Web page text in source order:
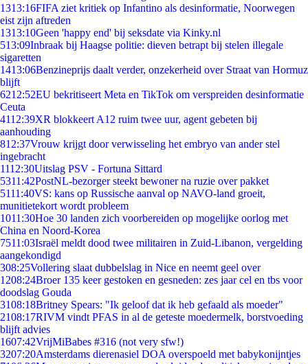
1313:16FIFA ziet kritiek op Infantino als desinformatie, Noorwegen
eist zijn aftreden
1313:10Geen 'happy end' bij seksdate via Kinky.nl
513:09Inbraak bij Haagse politie: dieven betrapt bij stelen illegale
sigaretten
1413:06Benzineprijs daalt verder, onzekerheid over Straat van Hormuz
blijft
6212:52EU bekritiseert Meta en TikTok om verspreiden desinformatie
Ceuta
4112:39XR blokkeert A12 ruim twee uur, agent gebeten bij
aanhouding
812:37Vrouw krijgt door verwisseling het embryo van ander stel
ingebracht
1112:30Uitslag PSV - Fortuna Sittard
5311:42PostNL-bezorger steekt bewoner na ruzie over pakket
5111:40VS: kans op Russische aanval op NAVO-land groeit,
munitietekort wordt probleem
1011:30Hoe 30 landen zich voorbereiden op mogelijke oorlog met
China en Noord-Korea
7511:03Israël meldt dood twee militairen in Zuid-Libanon, vergelding
aangekondigd
308:25Vollering slaat dubbelslag in Nice en neemt geel over
1208:24Broer 135 keer gestoken en gesneden: zes jaar cel en tbs voor
doodslag Gouda
3108:18Britney Spears: "Ik geloof dat ik heb gefaald als moeder"
2108:17RIVM vindt PFAS in al de geteste moedermelk, borstvoeding
blijft advies
1607:42VrijMiBabes #316 (not very sfw!)
3207:20Amsterdams dierenasiel DOA overspoeld met babykonijntjes